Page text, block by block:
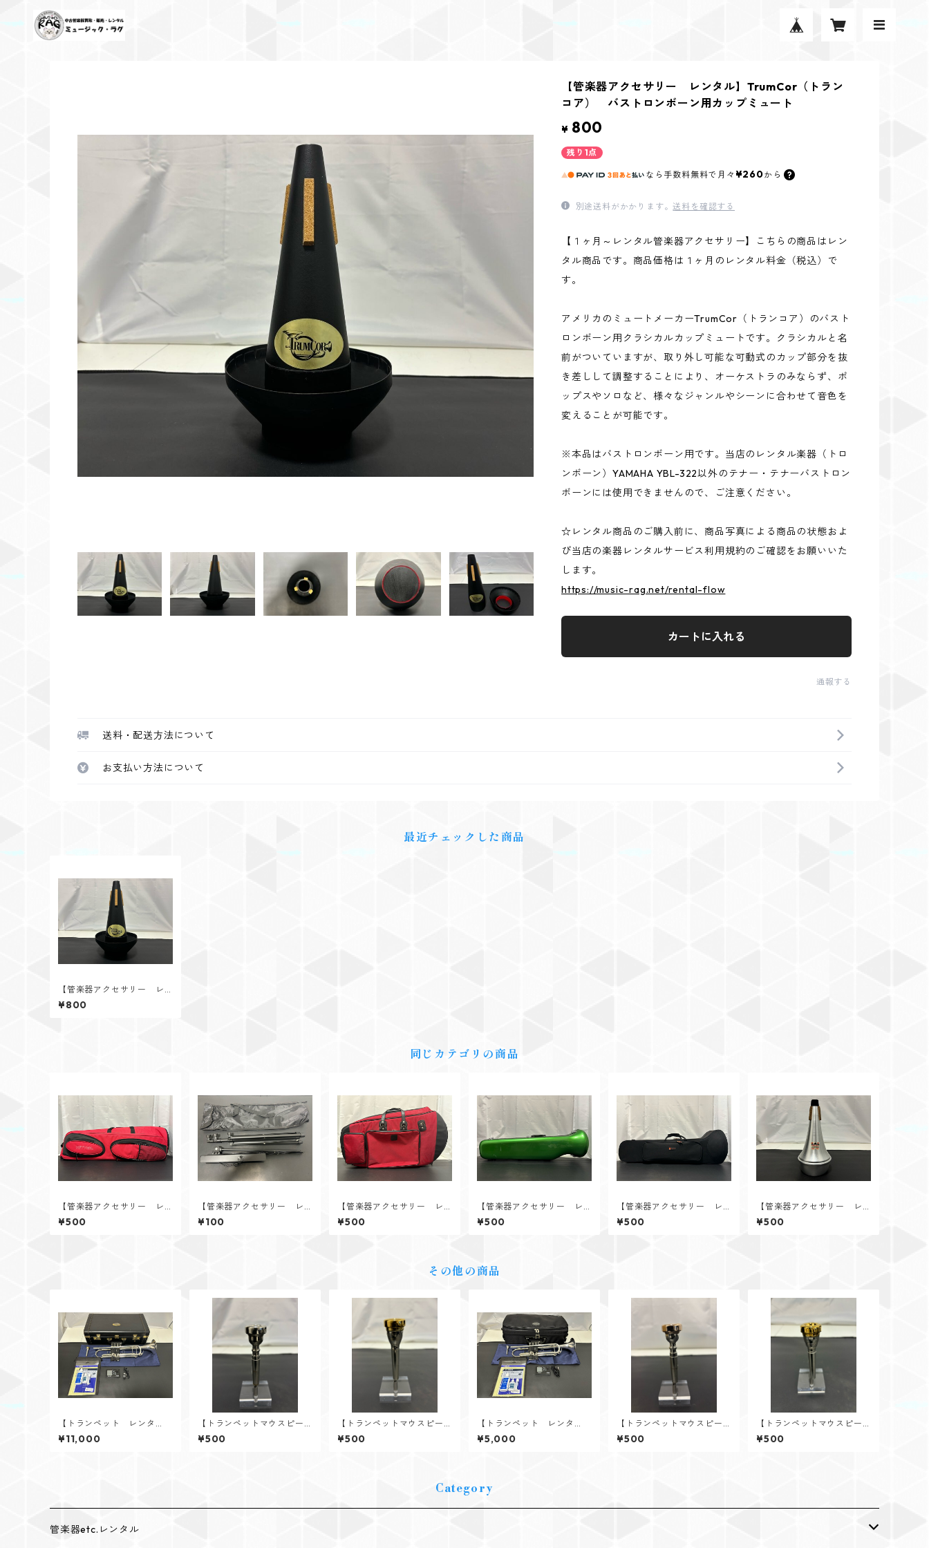
【管楽器アクセサリー レンタル】TrumCor（トラン
コア） バストロンボーン用カップミュート
¥ 800
残り1点
なら 手数料無料で 月々 ¥260から
別途送料がかかります。送料を確認する
【１ヶ月～レンタル管楽器アクセサリー】こちらの商品はレン
タル商品です。商品価格は１ヶ月のレンタル料金（税込）で
す。
アメリカのミュートメーカーTrumCor（トランコア）のバスト
ロンボーン用クラシカルカップミュートです。クラシカルと名
前がついていますが、取り外し可能な可動式のカップ部分を抜
き差しして調整することにより、オーケストラのみならず、ポ
ップスやソロなど、様々なジャンルやシーンに合わせて音色を
変えることが可能です。
※本品はバストロンボーン用です。当店のレンタル楽器（トロ
ンボーン）YAMAHA YBL-322以外のテナー・テナーバストロン
ボーンには使用できませんので、ご注意ください。
☆レンタル商品のご購入前に、商品写真による商品の状態およ
び当店の楽器レンタルサービス利用規約のご確認をお願いいた
します。
https://music-rag.net/rental-flow
カートに入れる
通報する
送料・配送方法について
お支払い方法について
最近チェックした商品
【管楽器アクセサリー レ
ンタル】TrumCor（トラン
コア） バストロンボーン
¥800
同じカテゴリの商品
【管楽器アクセサリー レ
ンタル】RITTER（リッタ
ー） バストロンボーン用
¥500
【管楽器アクセサリー レ
ンタル】譜面台（軽量スチ
ール製）
¥100
【管楽器アクセサリー レ
ンタル】DAC（ダク） ユ
ーフォニアム用ソフトケー
¥500
【管楽器アクセサリー レ
ンタル】C.C.シャイニーケー
ス テナー・テナーバスト
¥500
【管楽器アクセサリー レ
ンタル】KTL（ケーティーエ
ル） テナー・テナーバス
¥500
【管楽器アクセサリー レ
ンタル】DENIS WICK（デニ
スウィック） テナー・テ
¥500
その他の商品
【トランペット レンタ
ル】YAMAHA（ヤマハ） Y
TR-8335S Xeno 福田善亮氏
¥11,000
【トランペットマウスピー
ス レンタル】V.Bach（バ
ック） 3C ラージレター
¥500
【トランペットマウスピー
ス レンタル】YAMAHA
（ヤマハ） 14C4 GP
¥500
【トランペット レンタ
ル】YAMAHA（ヤマハ） Y
TR-4335GSⅡ
¥5,000
【トランペットマウスピー
ス レンタル】V.Bach（バ
ック） 1-1/2C PGP ノーコ
¥500
【トランペットマウスピー
ス レンタル】YAMAHA
（ヤマハ） 14A4a GP
¥500
Category
管楽器etc.レンタル